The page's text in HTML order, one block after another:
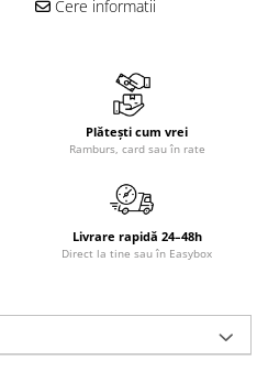
Cere informatii
Plătești cum vrei
Ramburs, card sau în rate
Livrare rapidă 24–48h
Direct la tine sau în Easybox